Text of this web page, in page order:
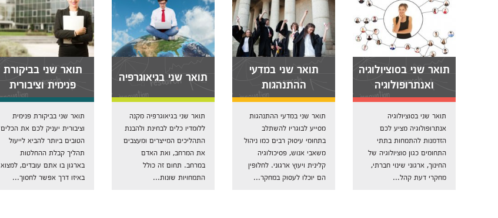
תואר שני בסוציולוגיה
ואנתרופולוגיה
תואר שני בסוציולוגיה
אנתרופולוגיה מציע לכם
הזדמנות להתמחות בתתי
התחומים כגון סוציולוגיה של
החינוך, ארגוני שינוי חברתי,
מחקרי דעת קהל...
תואר שני במדעי
ההתנהגות
תואר שני במדעי ההתנהגות
מסייע לבוגריו להשתלב
בתחומי עיסוק רבים כמו ניהול
משאבי אנוש, פסיכולוגיה
קלינית ויעוץ ארגוני. לחלופין
הם יוכלו לעסוק במחקר...
תואר שני בגיאוגרפיה
תואר שני בגיאוגרפיה מקנה
ללומדיו כלים לבחינת ולהבנת
התהליכים המייצרים ומעצבים
את המרחב, ואת האדם
במרחב. תחום זה כולל
התמחויות שונות...
תואר שני בביקורת
פנימית וציבורית
תואר שני בביקורת פנימית
וציבורית יעניק לכם את הכלים
הטובים ביותר להביא לייעול
תהליך קבלת ההחלטות
בארגון בו אתם עובדים, למצוא
באיזו דרך אפשר לחסוך...